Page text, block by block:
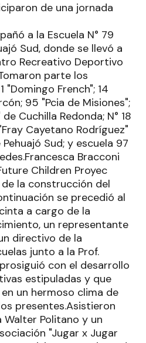
de una jornada
a la Escuela N° 79
Sud, donde se llevó a
Recreativo Deportivo
parte los
"Domingo French"; 14
95 "Pcia de Misiones";
Cuchilla Redonda; N° 18
Cayetano Rodríguez"
Sud; y escuela 97
Bracconi
Children Proyec
la construcción del
se precedió al
a cargo de la
un representante
directivo de la
junto a la Prof.
con el desarrollo
estipuladas y que
un hermoso clima de
presentes.Asistieron
Walter Politano y un
"Jugar x Jugar